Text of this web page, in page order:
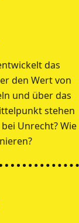
das
den Wert von
und über das
stehen
Unrecht? Wie